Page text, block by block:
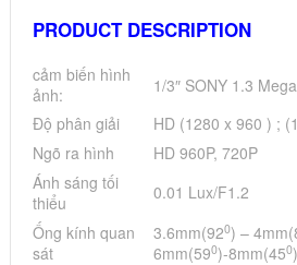
PRODUCT DESCRIPTION
cảm biến hình
ảnh:
1/3″ SONY 1.3
Độ phân giải
HD (1280 x 960 ) ;
Ngõ ra hình
HD 960P, 720P
Ánh sáng tối
thiểu
0.01 Lux/F1.2
Ống kính quan
sát
3.6mm(920) –
6mm(590)-8mm(450